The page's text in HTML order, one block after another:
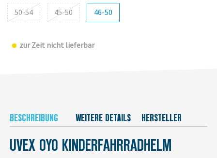
50-54 45-50 46-50
zur Zeit nicht lieferbar
BESCHREIBUNG WEITERE DETAILS HERSTELLER
UVEX OYO KINDERFAHRRADHELM